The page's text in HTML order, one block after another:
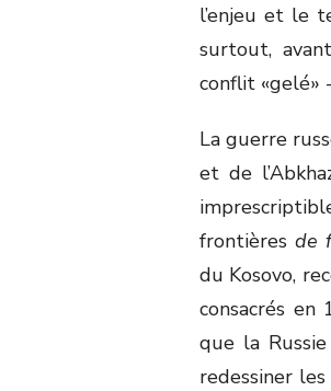
l’enjeu et le
surtout,
conflit «gelé»
La guerre
et de
frontières de
du Kosovo,
consacrés
que la
redessiner